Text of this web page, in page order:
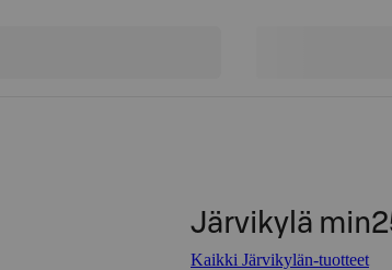
Järvikylä
Kaikki Järvikylän-tuotteet